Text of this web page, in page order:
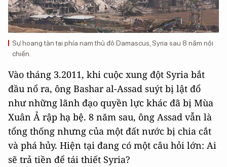
Sự hoang tàn tại phía nam thủ đô Damascus, Syria sau 8 năm nội
chiến.
Vào tháng 3.2011, khi cuộc xung đột Syria bắt
đầu nổ ra, ông Bashar al-Assad suýt bị lật đổ
như những lãnh đạo quyền lực khác đã bị Mùa
Xuân Ả rập hạ bệ. 8 năm sau, ông Assad vẫn là
tổng thống nhưng của một đất nước bị chia cắt
và phá hủy. Hiện tại đang có một câu hỏi lớn: Ai
sẽ trả tiền để tái thiết Syria?